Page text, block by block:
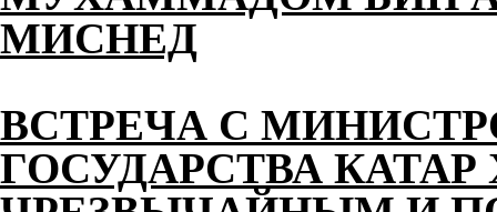
МИСНЕД
ВСТРЕЧА С
ГОСУДАРСТВА